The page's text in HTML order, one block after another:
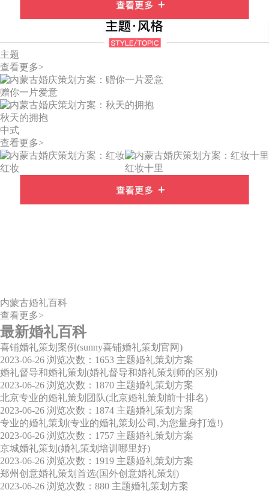
主题
查看更多>
赠你一片爱意
秋天的拥抱
中式
查看更多>
红妆 红妆十里
内蒙古婚礼百科
查看更多>
最新婚礼百科
喜铺婚礼策划案例(sunny喜铺婚礼策划官网)
2023-06-26 浏览次数：1653 主题婚礼策划方案
婚礼督导和婚礼策划(婚礼督导和婚礼策划师的区别)
2023-06-26 浏览次数：1870 主题婚礼策划方案
北京专业的婚礼策划团队(北京婚礼策划前十排名)
2023-06-26 浏览次数：1874 主题婚礼策划方案
专业的婚礼策划(专业的婚礼策划公司,为您量身打造!)
2023-06-26 浏览次数：1757 主题婚礼策划方案
京城婚礼策划(婚礼策划培训哪里好)
2023-06-26 浏览次数：1919 主题婚礼策划方案
郑州创意婚礼策划首选(国外创意婚礼策划)
2023-06-26 浏览次数：880 主题婚礼策划方案